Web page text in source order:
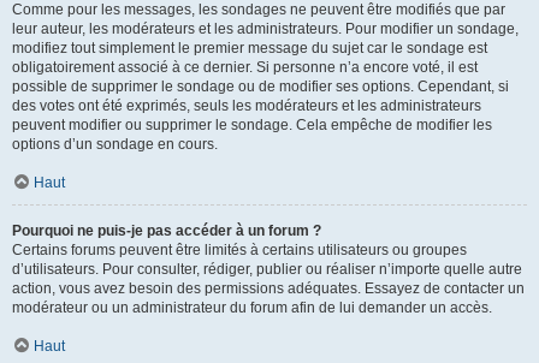
Comme pour les messages, les sondages ne peuvent être modifiés que par
leur auteur, les modérateurs et les administrateurs. Pour modifier un sondage,
modifiez tout simplement le premier message du sujet car le sondage est
obligatoirement associé à ce dernier. Si personne n’a encore voté, il est
possible de supprimer le sondage ou de modifier ses options. Cependant, si
des votes ont été exprimés, seuls les modérateurs et les administrateurs
peuvent modifier ou supprimer le sondage. Cela empêche de modifier les
options d’un sondage en cours.
Haut
Pourquoi ne puis-je pas accéder à un forum ?
Certains forums peuvent être limités à certains utilisateurs ou groupes
d’utilisateurs. Pour consulter, rédiger, publier ou réaliser n’importe quelle autre
action, vous avez besoin des permissions adéquates. Essayez de contacter un
modérateur ou un administrateur du forum afin de lui demander un accès.
Haut